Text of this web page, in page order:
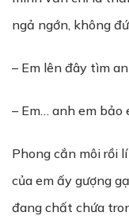
ngả ngớn, không
– Em lên đây tìm
– Em… anh em bảo
Phong cắn môi rồi
của em ấy gượng
đang chất chứa